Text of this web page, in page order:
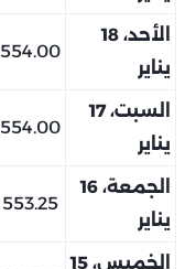
الأحد، 18
يناير
554.00
السبت، 17
يناير
554.00
الجمعة، 16
يناير
553.25
الخميس، 15